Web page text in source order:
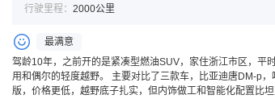
行驶里程： 2000公里
最满意
驾龄10年，之前开的是紧凑型燃油SUV，家住浙江市区，平
用和偶尔的轻度越野。 主要对比了三款车，比亚迪唐DM-p
版，价格更低，越野底子扎实，但内饰做工和智能化配置比